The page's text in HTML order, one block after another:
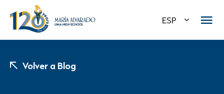
ESP
Volver a Blog